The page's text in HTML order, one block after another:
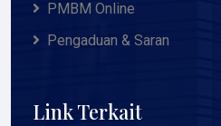
PMBM Online
Pengaduan & Saran
Link Terkait